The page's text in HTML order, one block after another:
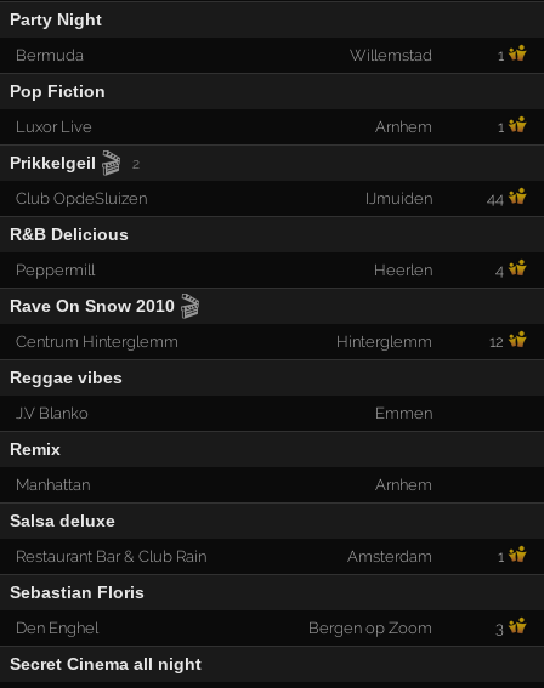
Party Night
Bermuda Willemstad 1
Pop Fiction
Luxor Live Arnhem 1
Prikkelgeil 🎬 2
Club OpdeSluizen IJmuiden 44
R&B Delicious
Peppermill Heerlen 4
Rave On Snow 2010 🎬
Centrum Hinterglemm Hinterglemm 12
Reggae vibes
J.V Blanko Emmen
Remix
Manhattan Arnhem
Salsa deluxe
Restaurant Bar & Club Rain Amsterdam 1
Sebastian Floris
Den Enghel Bergen op Zoom 3
Secret Cinema all night